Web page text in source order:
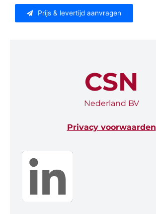
Prijs & levertijd aanvragen
CSN
Nederland BV
Privacy voorwaarden